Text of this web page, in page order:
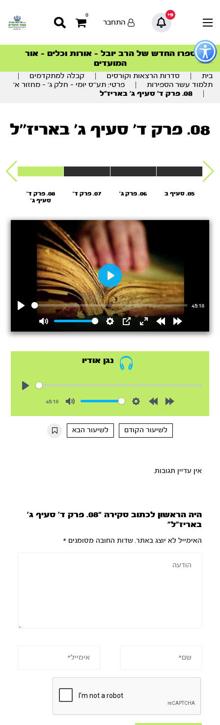
כפתור
לפתיחת
תפריט
9+
0
התחבר
סדרות הפודקאסטים
הסדרה המובילה החודש – דרך המלך
ספרו החדש של הרב יובל – אורות וכלים – אור
המועדים
הצטרפו למהפכת הבריאות הטבעית >
סדרות הפודקאסטים
הסדרה המובילה החודש – דרך המלך
תוכן
מרכזי
בית סדרות הרצאות וקורסים קבלה למתקדמים
תלמוד עשר הספירות
פרטי: תע’’ס יומי – חלק ג’ – מחזור א’
08. פרק ד’ סעיף ג’ באריז”ל
08. פרק ד' סעיף ג' באריז''ל
05. סעיף ב 06. פרק ג' 07. פרק ד’
08. פרק ד'
סעיף ג'
45:18
Mute Settings
PIP
EnterRewindForward
Play
נגן אודיו
45:18
10s
10s
לשיעור הקודם
לשיעור הבא
אין עדיין תגובות.
היה הראשון לכתוב סקירה “08. פרק ד’ סעיף ג’
באריז”ל”
האימייל לא יוצג באתר. שדות החובה מסומנים*